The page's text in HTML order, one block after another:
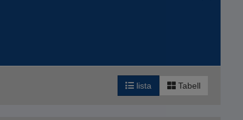
lista Tabell